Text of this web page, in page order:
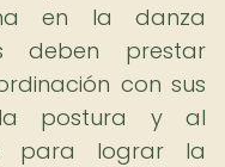
en la danza
deben prestar
con sus
postura y al
para lograr la